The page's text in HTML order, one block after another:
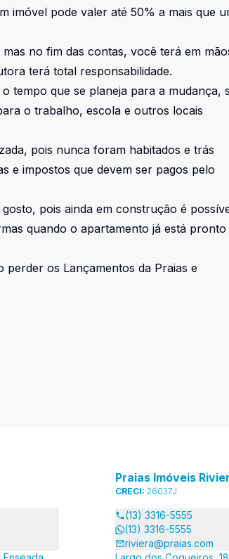
imóvel pode valer até 50% a mais que
no fim das contas, você terá em
terá total responsabilidade.
tempo que se planeja para a mudança,
o trabalho, escola e outros locais
pois nunca foram habitados e trás
e impostos que devem ser pagos pelo
pois ainda em construção é
quando o apartamento já está pronto
perder os Lançamentos da Praias e
Praias Imóveis
CRECI: 26037J
(13) 3316-5555
(13) 3316-5555
riviera@praias.com